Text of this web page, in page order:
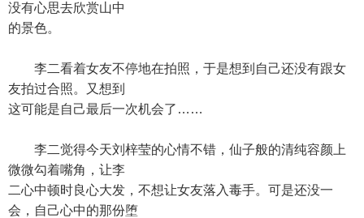
没有心思去欣赏山中
的景色。
李二看着女友不停地在拍照，于是想到自己还没有跟女
友拍过合照。又想到
这可能是自己最后一次机会了……
李二觉得今天刘梓莹的心情不错，仙子般的清纯容颜上
微微勾着嘴角，让李
二心中顿时良心大发，不想让女友落入毒手。可是还没一
会，自己心中的那份堕